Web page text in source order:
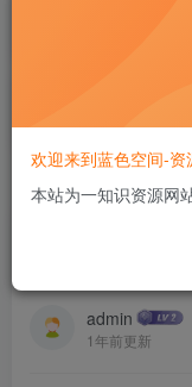
首页 AI技术 正文
只需一键生成
作，每月收益
admin
1年前更新
欢迎来到蓝色空间-资
本站为一知识资源网